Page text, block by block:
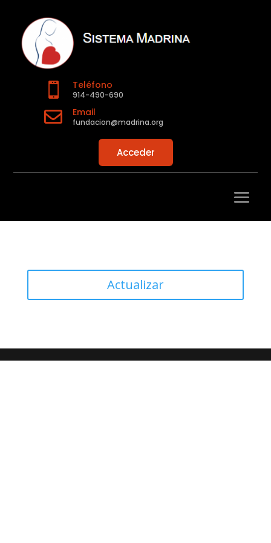
 Teléfono
914-490-690
 Email
fundacion@madrina.org
Acceder
Actualizar